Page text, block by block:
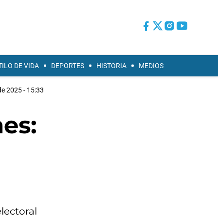
DE VIDA DEPORTES HISTORIA MEDIOS
2025 - 15:33